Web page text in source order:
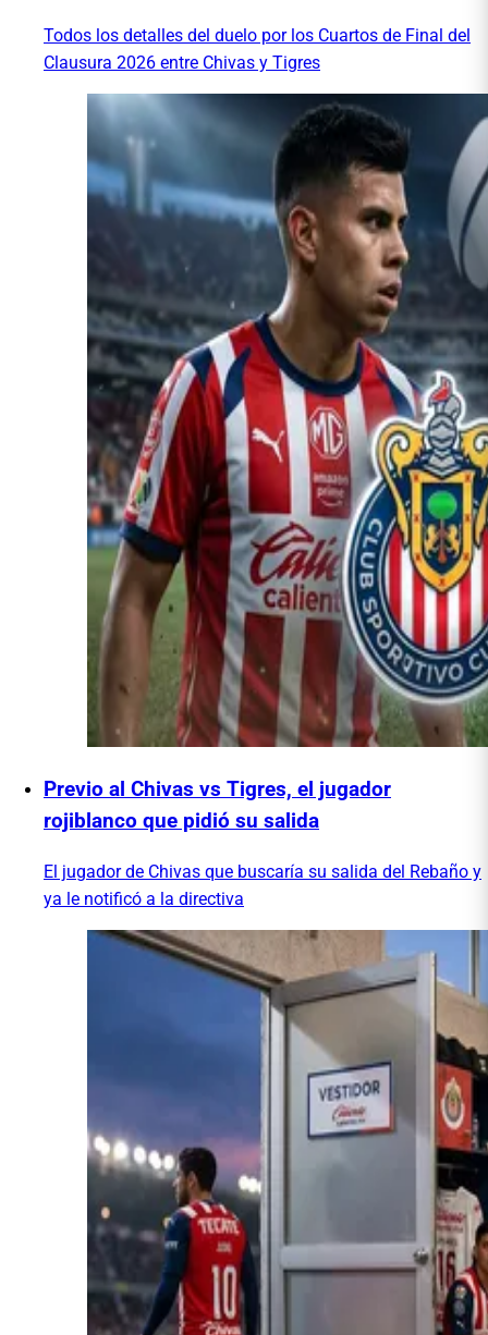
Todos los detalles del duelo por los Cuartos de Final del
Clausura 2026 entre Chivas y Tigres
Previo al Chivas vs Tigres, el jugador
rojiblanco que pidió su salida
El jugador de Chivas que buscaría su salida del Rebaño y
ya le notificó a la directiva